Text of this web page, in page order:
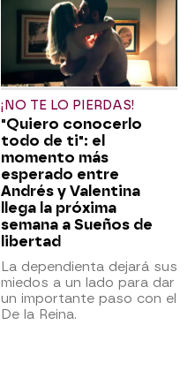
¡NO TE LO PIERDAS!
"Quiero conocerlo
todo de ti": el
momento más
esperado entre
Andrés y Valentina
llega la próxima
semana a Sueños de
libertad
La dependienta dejará sus
miedos a un lado para dar
un importante paso con el
De la Reina.